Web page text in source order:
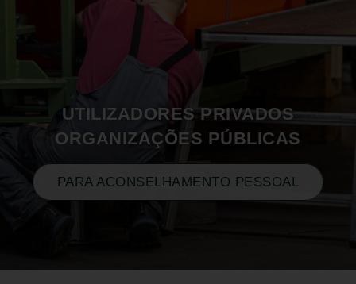
UTILIZADORES PRIVADOS
ORGANIZAÇÕES PÚBLICAS
PARA ACONSELHAMENTO PESSOAL